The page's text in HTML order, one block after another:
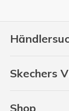
Skechers
Shop